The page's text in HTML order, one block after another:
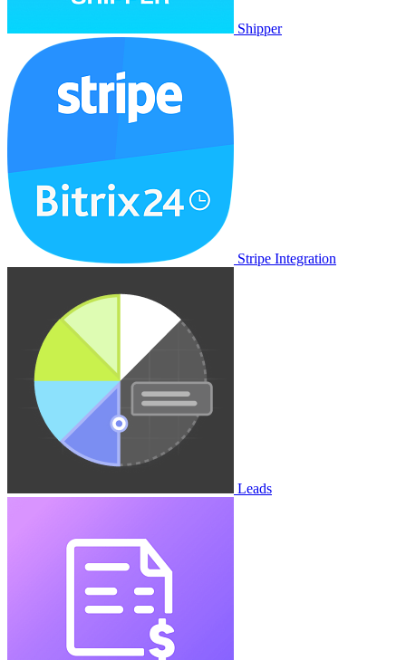
Shipper
Stripe Integration
Leads